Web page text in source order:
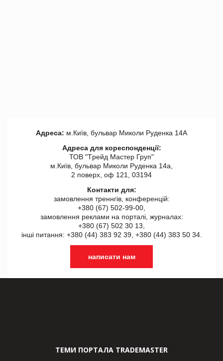
Адреса: м.Київ, бульвар Миколи Руденка 14А
Адреса для кореспонденції:
ТОВ "Tрейд Мастер Груп"
м.Київ, бульвар Миколи Руденка 14а,
2 поверх, оф 121, 03194
Контакти для:
замовлення треннгів, конференцій:
+380 (67) 502-99-00,
замовлення реклами на порталі, журналах:
+380 (67) 502 30 13,
інші питання: +380 (44) 383 92 39, +380 (44) 383 50 34.
написати нам
ТЕМИ ПОРТАЛА TRADEMASTER